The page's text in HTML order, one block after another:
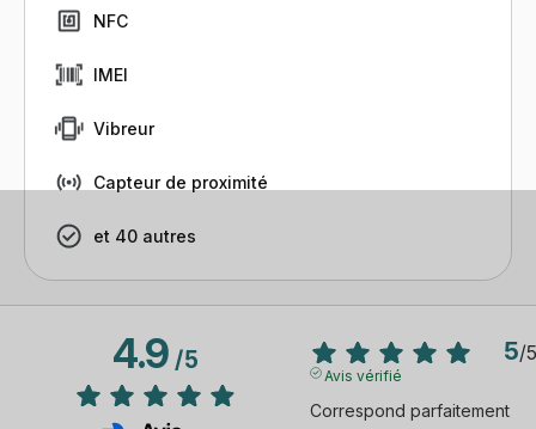
NFC
IMEI
Vibreur
Capteur de proximité
et 40 autres
4.9/5 5/5
Avis vérifié
Correspond parfaitement